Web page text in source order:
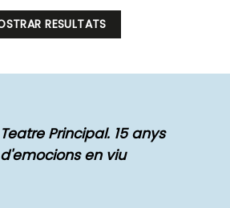
Teatre Principal. 15 anys
d'emocions en viu